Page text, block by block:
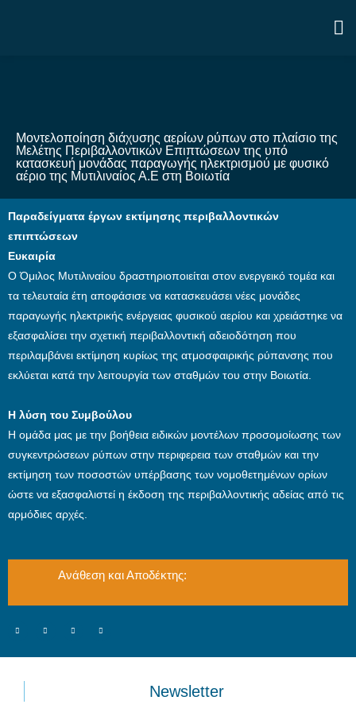
Μοντελοποίηση διάχυσης αερίων ρύπων στο πλαίσιο της
Μελέτης Περιβαλλοντικών Επιπτώσεων της υπό
κατασκευή μονάδας παραγωγής ηλεκτρισμού με φυσικό
αέριο της Μυτιλιναίος Α.Ε στη Βοιωτία
Παραδείγματα έργων εκτίμησης περιβαλλοντικών
επιπτώσεων
Ευκαιρία
Ο Όμιλος Μυτιλιναίου δραστηριοποιείται στον ενεργεικό τομέα και
τα τελευταία έτη αποφάσισε να κατασκευάσει νέες μονάδες
παραγωγής ηλεκτρικής ενέργειας φυσικού αερίου και χρειάστηκε να
εξασφαλίσει την σχετική περιβαλλοντική αδειοδότηση που
περιλαμβάνει εκτίμηση κυρίως της ατμοσφαιρικής ρύπανσης που
εκλύεται κατά την λειτουργία των σταθμών του στην Βοιωτία.
Η λύση του Συμβούλου
Η ομάδα μας με την βοήθεια ειδικών μοντέλων προσομοίωσης των
συγκεντρώσεων ρύπων στην περιφερεια των σταθμών και την
εκτίμηση των ποσοστών υπέρβασης των νομοθετημένων ορίων
ώστε να εξασφαλιστεί η έκδοση της περιβαλλοντικής αδείας από τις
αρμόδιες αρχές.
Ανάθεση και Αποδέκτης:
Newsletter